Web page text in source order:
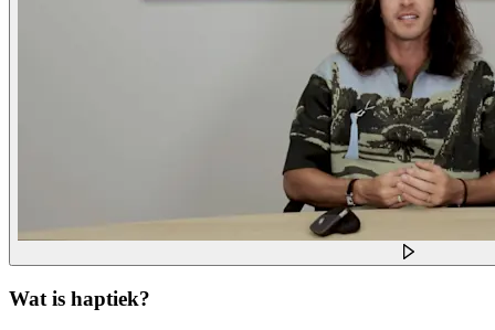
Wat is haptiek?